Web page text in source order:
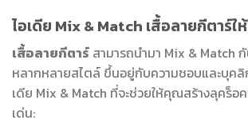
ไอเดีย Mix & Match เสื้อลายกีตาร์ให้
เสื้อลายกีตาร์ สามารถนำมา Mix & Match
หลากหลายสไตล์ ขึ้นอยู่กับความชอบและบุค
เดีย Mix & Match ที่จะช่วยให้คุณสร้างลุคร็อ
เด่น: